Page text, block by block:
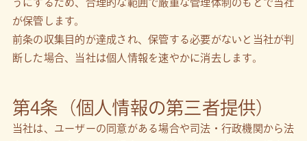
うにするため、合理的な範囲で厳重な管理体制のもとで当社
が保管します。
前条の収集目的が達成され、保管する必要がないと当社が判
断した場合、当社は個人情報を速やかに消去します。
第4条（個人情報の第三者提供）
当社は、ユーザーの同意がある場合や司法・行政機関から法